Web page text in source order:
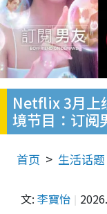
Netflix 3月上
境节目：订阅
首页 生活话题
文: 李寶怡